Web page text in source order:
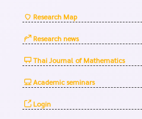
Research Map
Research news
Thai Journal of Mathematics
Academic seminars
Login